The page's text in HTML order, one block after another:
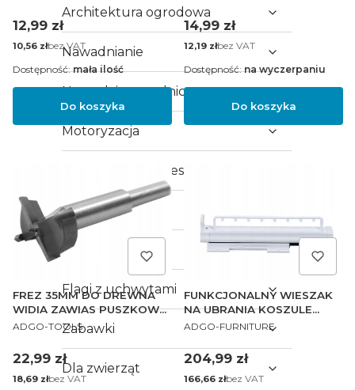
Architektura ogrodowa
Nawadnianie
Narzędzia ogrodnicze
Motoryzacja
Kompresory i akcesoria
Sklep i magazyn
Sport i turystyka
Flagi z uchwytami
Zabawki
Dla zwierząt
Cena
12,99 zł
Cena
10,56 złbez VAT
Do koszyka
Dostępność:mała ilość
Cena
14,99 zł
Cena
12,19 złbez VAT
Do koszyka
Dostępność:na wyczerpaniu
FREZ 35MM DO DREWNA
WIDIA ZAWIAS PUSZKOWY
35MM
PRODUCENT
ADGO-TOOLS
Cena
22,99 zł
Cena
18,69 złbez VAT
FUNKCJONALNY WIESZAK
NA UBRANIA KOSZULE
WYSUWANY DO SZAFY
PRODUCENT
ADGO-FURNITURE
Cena
204,99 zł
Cena
166,66 złbez VAT